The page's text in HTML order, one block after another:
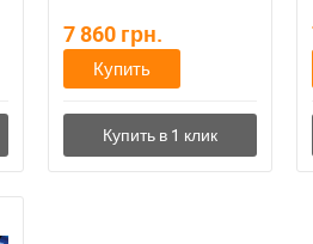
7 860 грн.
Купить